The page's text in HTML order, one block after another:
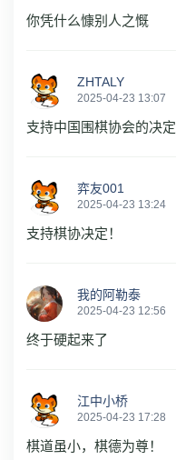
你凭什么慷别人之慨
ZHTALY
2025-04-23 13:07
支持中国围棋协会的决
弈友001
2025-04-23 13:24
支持棋协决定！
我的阿勒泰
2025-04-23 12:56
终于硬起来了
江中小桥
2025-04-23 17:28
棋道虽小，棋德为尊！